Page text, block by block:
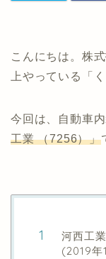
こんにちは。株
上やっている「
今回は、自動車
工業 （7256）」
河西工
(2019年